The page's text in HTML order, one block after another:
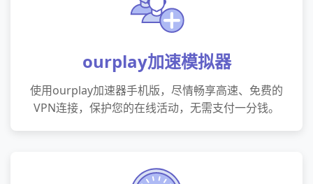
ourplay加速模拟器
使用ourplay加速器手机版，尽情畅享高速、免费的
VPN连接，保护您的在线活动，无需支付一分钱。